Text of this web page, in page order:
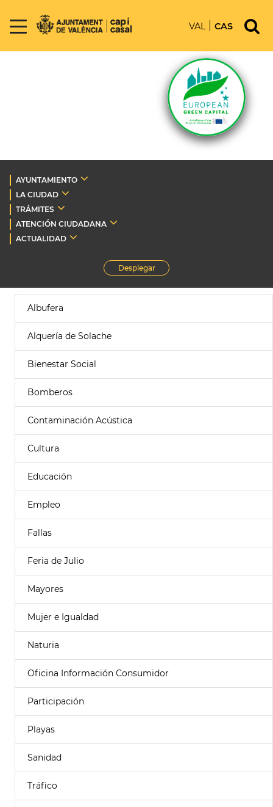
VAL CAS
AYUNTAMIENTO
LA CIUDAD
TRÁMITES
ATENCIÓN CIUDADANA
ACTUALIDAD
Desplegar
Albufera
Alquería de Solache
Bienestar Social
Bomberos
Contaminación Acústica
Cultura
Educación
Empleo
Fallas
Feria de Julio
Mayores
Mujer e Igualdad
Naturia
Oficina Información Consumidor
Participación
Playas
Sanidad
Tráfico